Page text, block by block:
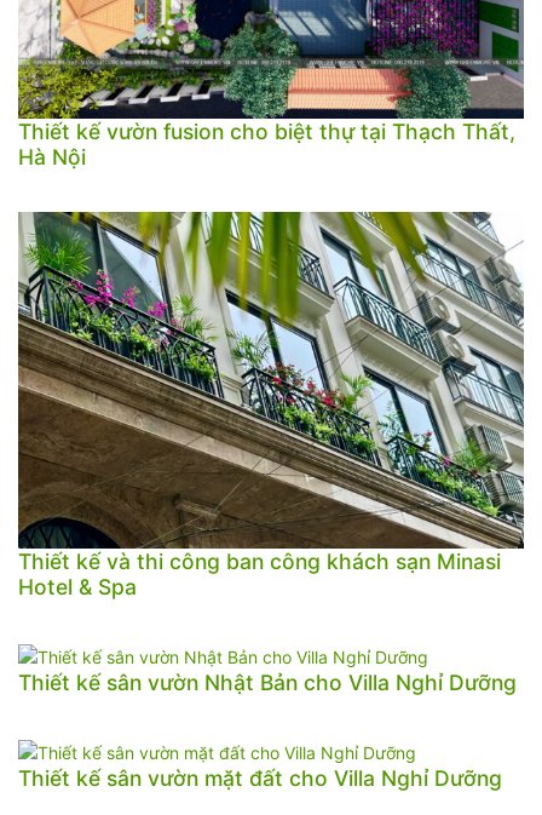
Thiết kế vườn fusion cho biệt thự tại Thạch Thất,
Hà Nội
Thiết kế và thi công ban công khách sạn Minasi
Hotel & Spa
Thiết kế sân vườn Nhật Bản cho Villa Nghỉ Dưỡng
Thiết kế sân vườn mặt đất cho Villa Nghỉ Dưỡng